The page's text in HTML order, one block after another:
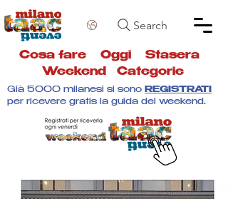
Search
Cosa fare Oggi Stasera
Weekend
Categorie
Già 5000 milanesi si sono REGISTRATI
per ricevere gratis la guida del weekend.